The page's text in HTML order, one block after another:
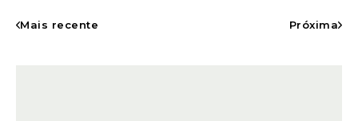
Instagram, uma audiência superior à
Mais recente Próxima